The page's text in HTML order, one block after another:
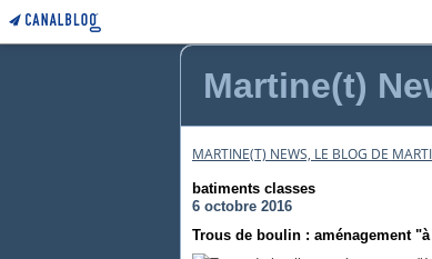
Martine(t)
MARTINE(T) NEWS, LE BLOG DE
batiments classes
6 octobre 2016
Trous de boulin : aménagement